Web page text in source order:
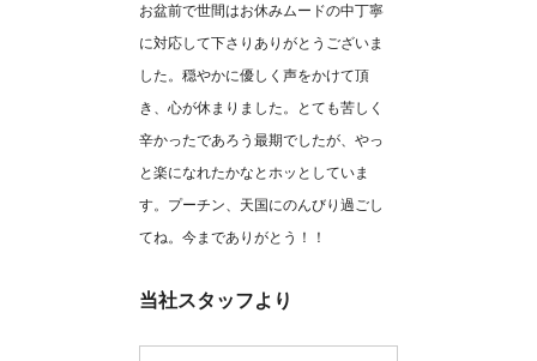
お盆前で世間はお休みムードの中丁寧
に対応して下さりありがとうございま
した。穏やかに優しく声をかけて頂
き、心が休まりました。とても苦しく
辛かったであろう最期でしたが、やっ
と楽になれたかなとホッとしていま
す。プーチン、天国にのんびり過ごし
てね。今までありがとう！！
当社スタッフより